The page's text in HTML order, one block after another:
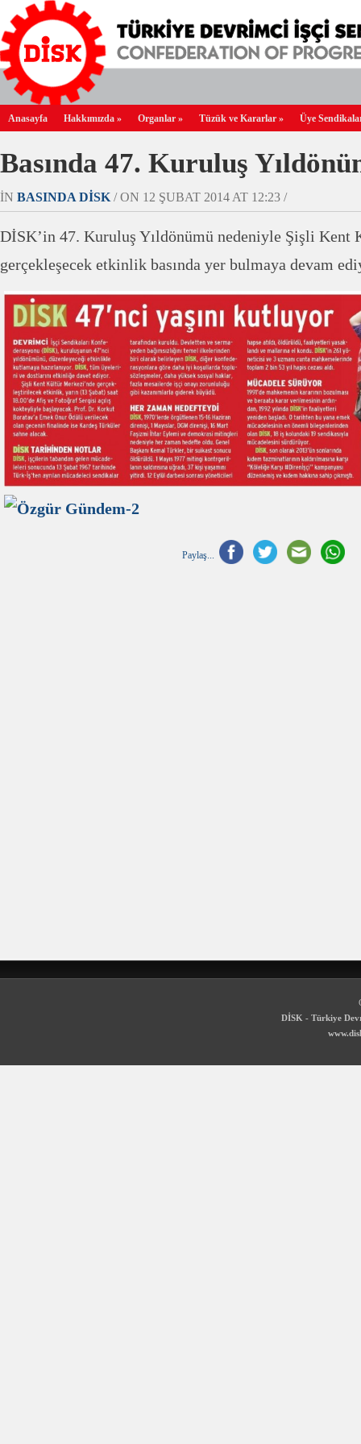
Anasayfa Hakkımızda » Organlar » Tüzük ve Kararlar » Üye
Basında 47. Kuruluş
IN BASINDA DİSK/ ON 12 ŞUBAT 2014 AT 12:23 /
DİSK’in 47. Kuruluş Yıldönümü nedeniyle Şişli Kent
gerçekleşecek etkinlik basında yer bulmaya devam
Paylaş...
DİSK - Türkiye